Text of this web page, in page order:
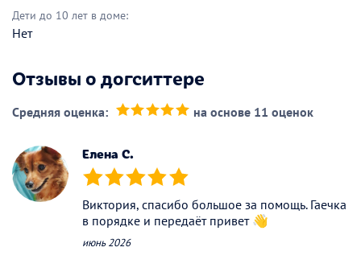
Дети до 10 лет в доме:
Нет
Отзывы о догситтере
Средняя оценка: на основе 11 оценок
Елена С.
(*) (*) (*) (*) (*)
Виктория, спасибо большое за помощь. Гаечка
в порядке и передаёт привет 👋
июнь 2026